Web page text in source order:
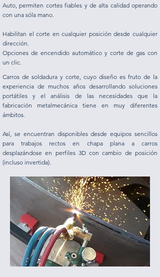
Auto, permiten cortes fiables y de alta calidad operando
con una sóla mano.
Habilitan el corte en cualquier posición desde cualquier
dirección.
Opciones de encendido automático y corte de gas con
un clic.
Carros de soldadura y corte, cuyo diseño es fruto de la
experiencia de muchos años desarrollando soluciones
portátiles y el análisis de las necesidades que la
fabricación metalmecánica tiene en muy diferentes
ámbitos.
Así, se encuentran disponibles desde equipos sencillos
para trabajos rectos en chapa plana a carros
desplazándose en perfiles 3D con cambio de posición
(incluso invertida).